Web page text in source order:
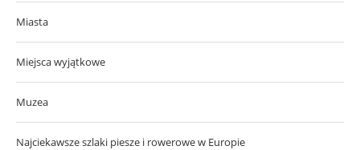
Miasta
Miejsca wyjątkowe
Muzea
Najciekawsze szlaki piesze i rowerowe w Europie